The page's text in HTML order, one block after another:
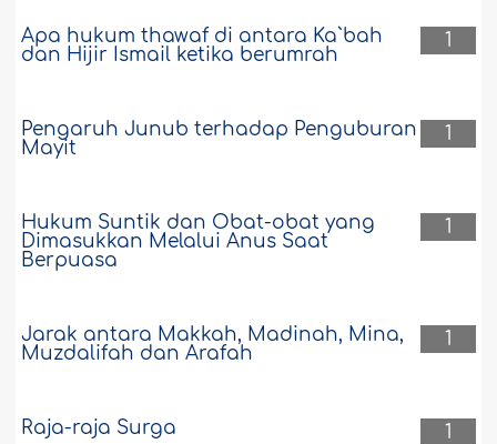
1
Apa hukum thawaf di antara Ka`bah
dan Hijir Ismail ketika berumrah
1
Pengaruh Junub terhadap Penguburan
Mayit
1
Hukum Suntik dan Obat-obat yang
Dimasukkan Melalui Anus Saat
Berpuasa
1
Jarak antara Makkah, Madinah, Mina,
Muzdalifah dan Arafah
1
Raja-raja Surga